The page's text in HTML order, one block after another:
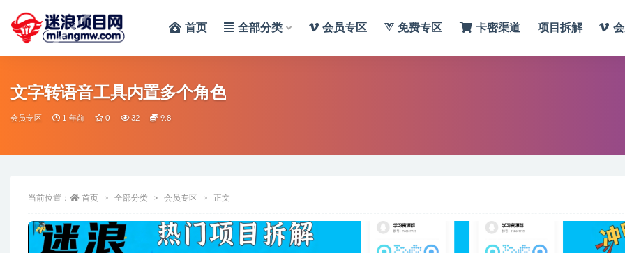
首页 全部分类 会员专区 免费专区 卡密渠道 项目拆解
文字转语音工具内置多个角色
会员专区 1 年前 0 32 9.8
当前位置： 首页 全部分类 会员专区 正文